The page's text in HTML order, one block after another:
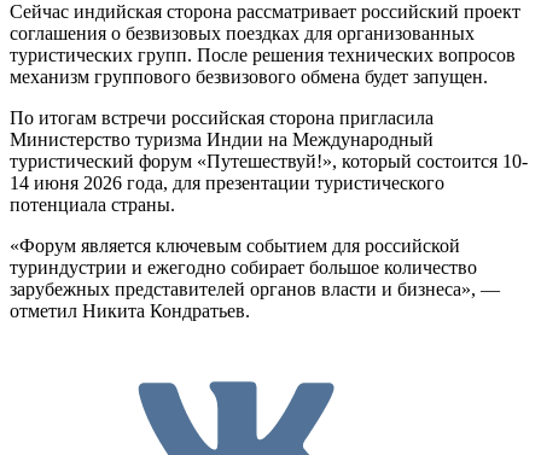
Сейчас индийская сторона рассматривает российский проект
соглашения о безвизовых поездках для организованных
туристических групп. После решения технических вопросов
механизм группового безвизового обмена будет запущен.
По итогам встречи российская сторона пригласила
Министерство туризма Индии на Международный
туристический форум «Путешествуй!», который состоится 10-
14 июня 2026 года, для презентации туристического
потенциала страны.
«Форум является ключевым событием для российской
туриндустрии и ежегодно собирает большое количество
зарубежных представителей органов власти и бизнеса», —
отметил Никита Кондратьев.